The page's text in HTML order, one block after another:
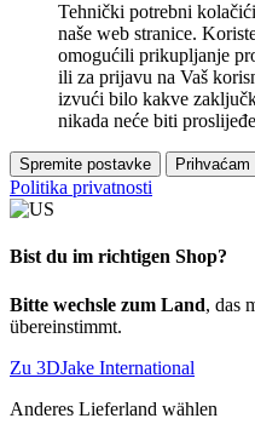
Tehnički potrebni
naše web stranice.
omogućili prikupljanje
ili za prijavu na Vaš
izvući bilo kakve
nikada neće biti
Spremite postavke Prihvaćam
Politika privatnosti
Bist du im richtigen Shop?
Bitte wechsle zum Land, das
übereinstimmt.
Zu 3DJake International
Anderes Lieferland wählen